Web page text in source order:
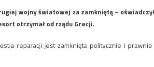
wojny światowej za zamkniętą –
otrzymał od rządu Grecji.
reparacji jest zamknięta politycznie i